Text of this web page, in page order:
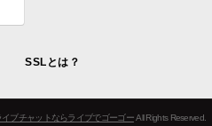
SSLとは？
イブチャットならライブでゴーゴーAll Rights Reserved.